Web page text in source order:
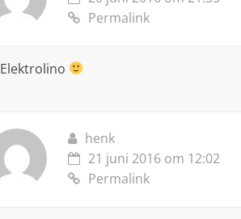
Permalink
Elektrolino
henk
21 juni 2016 om 12:02
Permalink